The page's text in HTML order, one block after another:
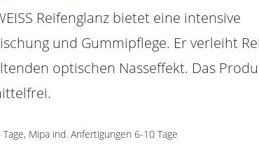
Reifenglanz bietet eine intensive
und Gummipflege. Er verleiht
optischen Nasseffekt. Das
, Mipa ind. Anfertigungen 6-10 Tage